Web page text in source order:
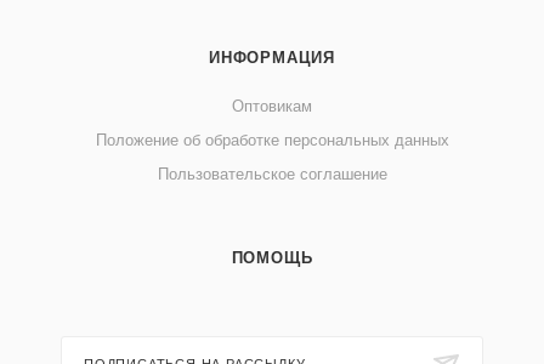
ИНФОРМАЦИЯ
Оптовикам
Положение об обработке персональных данных
Пользовательское соглашение
ПОМОЩЬ